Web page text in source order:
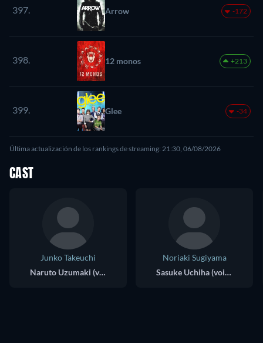
397. Arrow -172
398. 12 monos +213
399. Glee -34
Última actualización de los rankings de streaming: 21:30, 06/08/2026
CAST
Junko Takeuchi
Naruto Uzumaki (voice)
Noriaki Sugiyama
Sasuke Uchiha (voice)